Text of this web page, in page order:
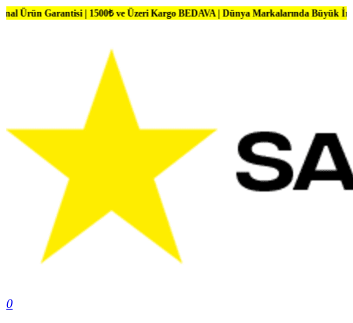
| 1500₺ ve Üzeri Kargo BEDAVA | Dünya Markalarında Büyük İndirimler
0